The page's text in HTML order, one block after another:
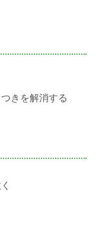
きを解消する